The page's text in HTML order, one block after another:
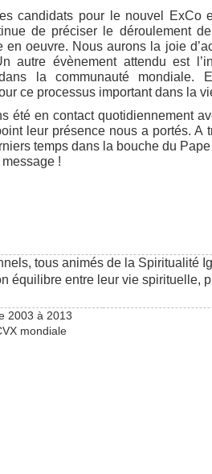
candidats pour le nouvel ExCo
de préciser le déroulement
oeuvre. Nous aurons la joie
autre évènement attendu est
la communauté mondiale.
ce processus important dans la
été en contact quotidiennement
leur présence nous a portés.
temps dans la bouche du
!
tous animés de la Spiritualité
équilibre entre leur vie spirituelle,
2003 à 2013
mondiale